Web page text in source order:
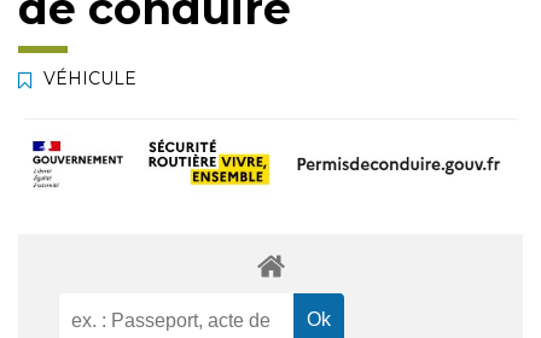
VÉHICULE